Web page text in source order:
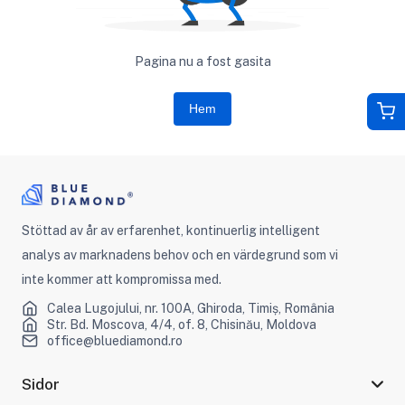
Pagina nu a fost gasita
Hem
Stöttad av år av erfarenhet, kontinuerlig intelligent
analys av marknadens behov och en värdegrund som vi
inte kommer att kompromissa med.
Calea Lugojului, nr. 100A, Ghiroda, Timiș, România
Str. Bd. Moscova, 4/4, of. 8, Chisinău, Moldova
office@bluediamond.ro
Sidor